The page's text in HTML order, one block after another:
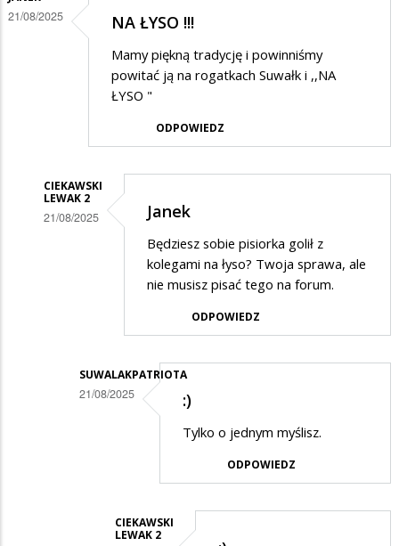
21/08/2025 NA ŁYSO !!!
Mamy piękną tradycję i powinniśmy
powitać ją na rogatkach Suwałk i ,,NA
ŁYSO "
ODPOWIEDZ
CIEKAWSKI
LEWAK 2
21/08/2025 Janek
Będziesz sobie pisiorka golił z
kolegami na łyso? Twoja sprawa, ale
nie musisz pisać tego na forum.
ODPOWIEDZ
SUWALAKPATRIOTA
21/08/2025 :)
Tylko o jednym myślisz.
ODPOWIEDZ
CIEKAWSKI
LEWAK 2